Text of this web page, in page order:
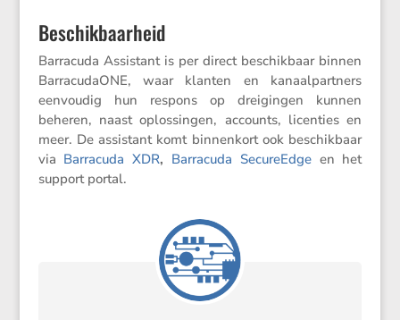
Beschikbaarheid
Barra­cuda Assis­tant is per direct beschik­baar binnen
Barra­cu­daONE, waar klanten en kanaal­part­ners
eenvoudig hun respons op dreigingen kunnen
beheren, naast oplos­singen, accounts, licen­ties en
meer. De assis­tant komt binnen­kort ook beschik­baar
via Barra­cuda XDR, Barra­cuda SecureEdgeen het
support portal.